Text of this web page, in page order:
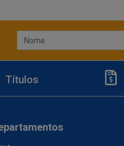
Títulos